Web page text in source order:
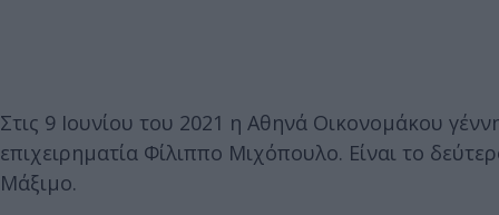
Στις 9 Ιουνίου του 2021 η Αθηνά Οικονομάκου
επιχειρηματία Φίλιππο Μιχόπουλο. Είναι το
Μάξιμο.